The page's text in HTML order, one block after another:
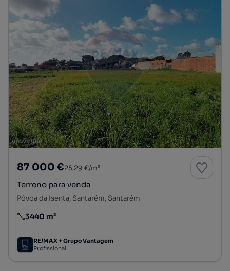
87 000 €25,29 €/m²
Terreno para venda
Póvoa da Isenta, Santarém, Santarém
Preço por metro quadrado
3440 m²
RE/MAX + Grupo Vantagem
Profissional